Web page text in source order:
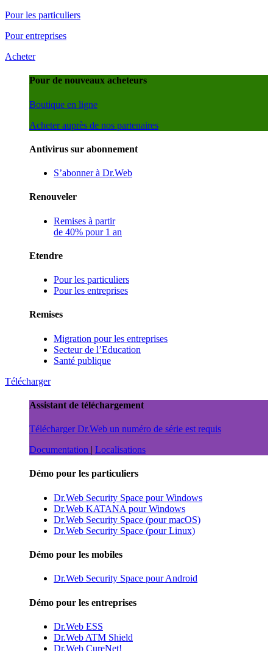
Pour les particuliers
Pour entreprises
Acheter
Pour de nouveaux acheteurs
Boutique en ligne
Acheter auprès de nos partenaires
Antivirus sur abonnement
S’abonner à Dr.Web
Renouveler
Remises à partir
de 40% pour 1 an
Etendre
Pour les particuliers
Pour les entreprises
Remises
Migration pour les entreprises
Secteur de l’Education
Santé publique
Télécharger
Assistant de téléchargement
Télécharger Dr.Web un numéro de série est requis
Documentation | Localisations
Démo pour les particuliers
Dr.Web Security Space pour Windows
Dr.Web KATANA pour Windows
Dr.Web Security Space (pour macOS)
Dr.Web Security Space (pour Linux)
Démo pour les mobiles
Dr.Web Security Space pour Android
Démo pour les entreprises
Dr.Web ESS
Dr.Web ATM Shield
Dr.Web CureNet!